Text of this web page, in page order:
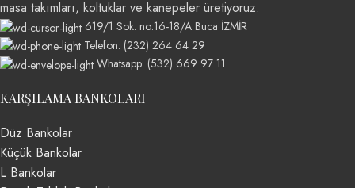
masa takımları, koltuklar ve kanepeler üretiyoruz.
619/1 Sok. no:16-18/A Buca İZMİR
Telefon: (232) 264 64 29
Whatsapp: (532) 669 97 11
KARŞILAMA BANKOLARI
Düz Bankolar
Küçük Bankolar
L Bankolar